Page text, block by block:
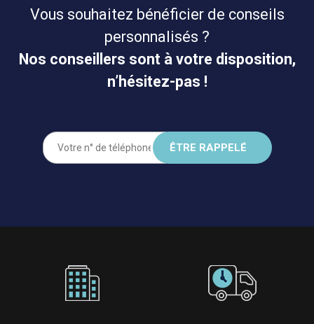
Vous souhaitez bénéficier de conseils
personnalisés ?
Nos conseillers sont à votre disposition,
n’hésitez-pas !